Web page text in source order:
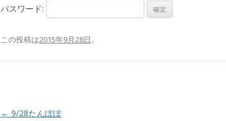
パスワード:
この投稿は2015年9月28日。
← 9/28たんぽぽ